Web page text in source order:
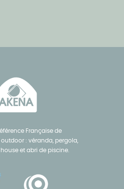
Française de
: véranda, pergola,
et abri de piscine.